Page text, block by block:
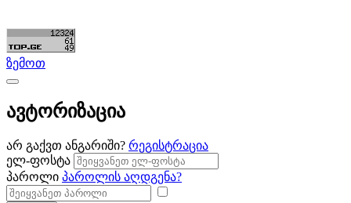
ზემოთ
ავტორიზაცია
არ გაქვთ ანგარიში? რეგისტრაცია
ელ-ფოსტა
პაროლი პაროლის აღდგენა?